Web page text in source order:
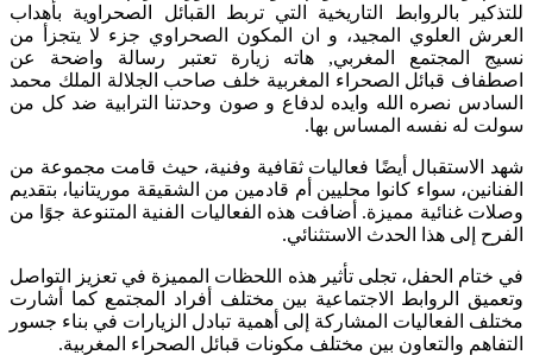
للتذكير بالروابط التاريخية التي تربط القبائل الصحراوية بأهداب
العرش العلوي المجيد، و ان المكون الصحراوي جزء لا يتجزأ من
نسيج المجتمع المغربي, هاته زيارة تعتبر رسالة واضحة عن
اصطفاف قبائل الصحراء المغربية خلف صاحب الجلالة الملك محمد
السادس نصره الله وايده لدفاع و صون وحدتنا الترابية ضد كل من
سولت له نفسه المساس بها.
شهد الاستقبال أيضًا فعاليات ثقافية وفنية، حيث قامت مجموعة من
الفنانين، سواء كانوا محليين أم قادمين من الشقيقة موريتانيا، بتقديم
وصلات غنائية مميزة. أضافت هذه الفعاليات الفنية المتنوعة جوًا من
الفرح إلى هذا الحدث الاستثنائي.
في ختام الحفل، تجلى تأثير هذه اللحظات المميزة في تعزيز التواصل
وتعميق الروابط الاجتماعية بين مختلف أفراد المجتمع كما أشارت
مختلف الفعاليات المشاركة إلى أهمية تبادل الزيارات في بناء جسور
التفاهم والتعاون بين مختلف مكونات قبائل الصحراء المغربية.